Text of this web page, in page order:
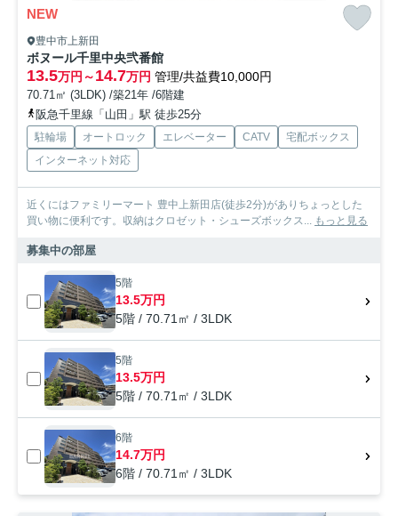
NEW
豊中市上新田
ボヌール千里中央弐番館
13.5万円～14.7万円 管理/共益費10,000円
70.71㎡ (3LDK) /築21年 /6階建
阪急千里線「山田」駅 徒歩25分
駐輪場 オートロック エレベーター CATV
宅配ボックス
インターネット対応
近くにはファミリーマート 豊中上新田店(徒歩2分)がありちょっとした
買い物に便利です。収納はクロゼット・シューズボックス... もっと見る
募集中の部屋
5階
13.5万円
5階 / 70.71㎡ / 3LDK
5階
13.5万円
5階 / 70.71㎡ / 3LDK
6階
14.7万円
6階 / 70.71㎡ / 3LDK